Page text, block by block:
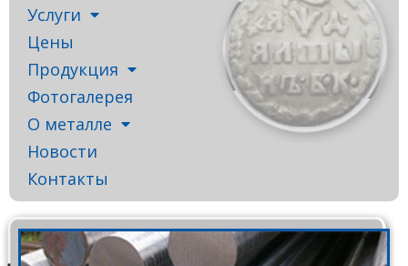
Услуги
Цены
Продукция
Фотогалерея
О металле
Новости
Контакты